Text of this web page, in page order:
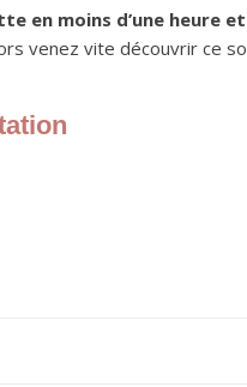
en moins d’une heure
venez vite découvrir ce